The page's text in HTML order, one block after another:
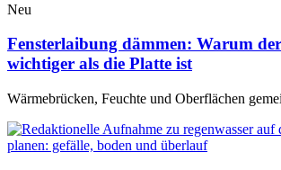
Neu
Fensterlaibung dämmen: Warum
wichtiger als die Platte ist
Wärmebrücken, Feuchte und Oberflächen